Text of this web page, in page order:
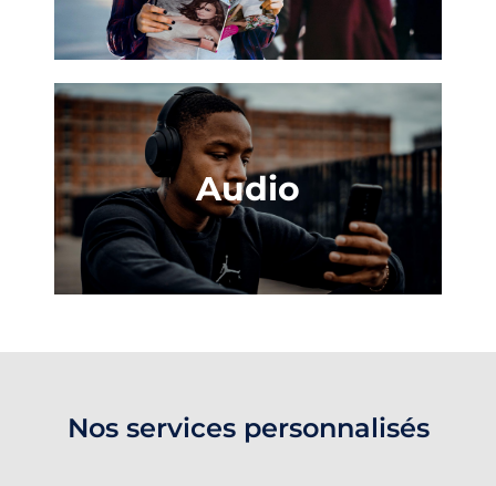
Audio
Nos services personnalisés